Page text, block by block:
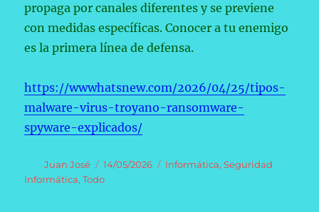
propaga por canales diferentes y se previene
con medidas específicas. Conocer a tu enemigo
es la primera línea de defensa.
https://wwwhatsnew.com/2026/04/25/tipos-
malware-virus-troyano-ransomware-
spyware-explicados/
Autor
Juan José
Publicado
el
14/05/2026 Categorías
Informática,Seguridad
Informática,Todo